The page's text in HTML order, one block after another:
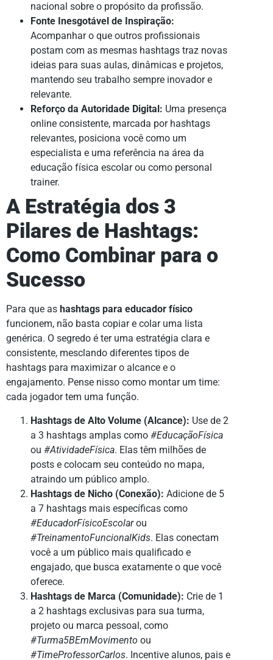
nacional sobre o propósito da profissão.
Fonte Inesgotável de Inspiração:
Acompanhar o que outros profissionais
postam com as mesmas hashtags traz novas
ideias para suas aulas, dinâmicas e projetos,
mantendo seu trabalho sempre inovador e
relevante.
Reforço da Autoridade Digital: Uma presença
online consistente, marcada por hashtags
relevantes, posiciona você como um
especialista e uma referência na área da
educação física escolar ou como personal
trainer.
A Estratégia dos 3
Pilares de Hashtags:
Como Combinar para o
Sucesso
Para que as hashtags para educador físico
funcionem, não basta copiar e colar uma lista
genérica. O segredo é ter uma estratégia clara e
consistente, mesclando diferentes tipos de
hashtags para maximizar o alcance e o
engajamento. Pense nisso como montar um time:
cada jogador tem uma função.
Hashtags de Alto Volume (Alcance): Use de 2
a 3 hashtags amplas como #EducaçãoFísica
ou #AtividadeFísica. Elas têm milhões de
posts e colocam seu conteúdo no mapa,
atraindo um público amplo.
Hashtags de Nicho (Conexão): Adicione de 5
a 7 hashtags mais específicas como
#EducadorFísicoEscolarou
#TreinamentoFuncionalKids. Elas conectam
você a um público mais qualificado e
engajado, que busca exatamente o que você
oferece.
Hashtags de Marca (Comunidade): Crie de 1
a 2 hashtags exclusivas para sua turma,
projeto ou marca pessoal, como
#Turma5BEmMovimento ou
#TimeProfessorCarlos. Incentive alunos, pais e